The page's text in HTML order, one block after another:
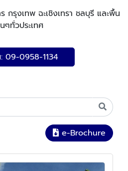
กรุงเทพ ฉะเชิงเทรา ชลบุรี และพื้น
ๆทั่วประเทศ
09-0958-1134
e-Brochure